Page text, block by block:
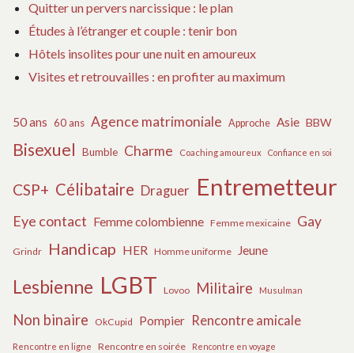
Quitter un pervers narcissique : le plan
Études à l’étranger et couple : tenir bon
Hôtels insolites pour une nuit en amoureux
Visites et retrouvailles : en profiter au maximum
50 ans 60 ans Agence matrimoniale Approche Asie BBW
Bisexuel Bumble Charme Coaching amoureux Confiance en soi
CSP+ Célibataire Draguer Entremetteur
Eye contact Femme colombienne Femme mexicaine Gay
Grindr Handicap HER Homme uniforme Jeune
Lesbienne LGBT Lovoo Militaire Musulman
Non binaire OkCupid Pompier Rencontre amicale
Rencontre en ligne Rencontre en soirée Rencontre en voyage